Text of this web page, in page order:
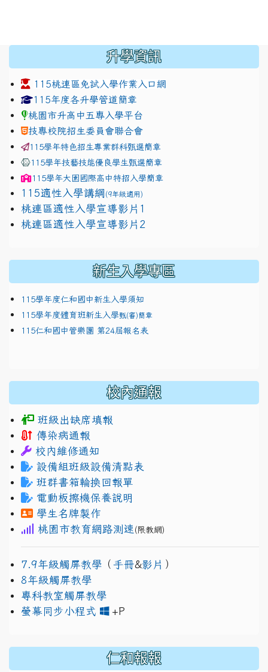
升學資訊
115桃連區免試入學作業入口網
link to https://www.jhjhs.tyc.edu.tw/modules/
115年度各升學管道簡章
桃園市升高中五專入學平台
技專校院招生委員會聯合會
115學年特色招生專業群科甄選簡章
115學年技藝技能優良學生甄選簡章
115學年大園國際高中特招入學簡章
115適性入學講綱 (9年級適用)
link to https://docs.google.com/presentation/d/
桃連區適性入學宣導影片1
link to https://docs.google.com/presentation/d/
桃連區適性入學宣導影片2
新生入學專區
115學年度仁和國中新生入學須知
115學年度體育班新生入學甄(審)簡章
115仁和國中管樂團 第24屆報名表
校內通報
班級出缺席填報
傳染病通報
校內維修通知
設備組班級設備清點表
班群書箱輪換回報單
電動板擦機保養說明
學生名牌製作
桃園市教育網路測速 (限教網)
7.9年級觸屏教學 （ 手冊&影片 ）
8年級觸屏教學
專科教室觸屏教學
螢幕同步小程式
+P
仁和報報